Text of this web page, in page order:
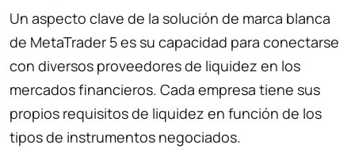
Un aspecto clave de la solución de marca blanca
de MetaTrader 5 es su capacidad para conectarse
con diversos proveedores de liquidez en los
mercados financieros. Cada empresa tiene sus
propios requisitos de liquidez en función de los
tipos de instrumentos negociados.